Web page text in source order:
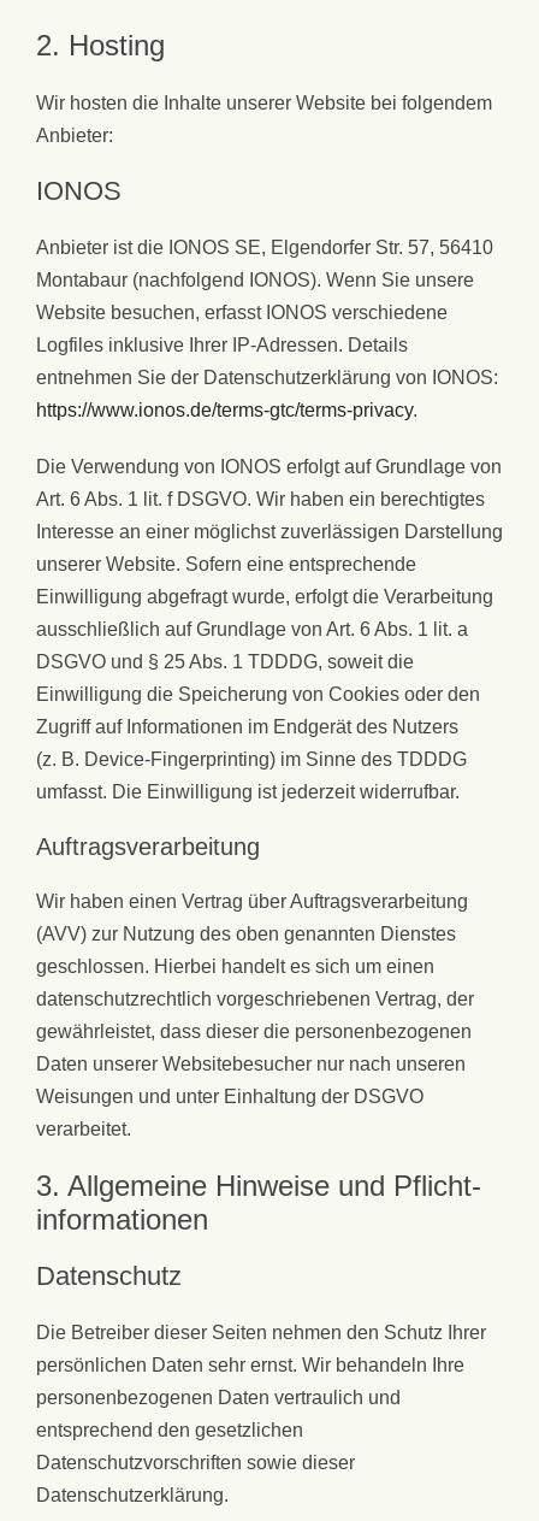
2. Hosting
Wir hosten die Inhalte unserer Website bei folgendem
Anbieter:
IONOS
Anbieter ist die IONOS SE, Elgendorfer Str. 57, 56410
Montabaur (nachfolgend IONOS). Wenn Sie unsere
Website besuchen, erfasst IONOS verschiedene
Logfiles inklusive Ihrer IP-Adressen. Details
entnehmen Sie der Datenschutzerklärung von IONOS:
https://www.ionos.de/terms-gtc/terms-privacy.
Die Verwendung von IONOS erfolgt auf Grundlage von
Art. 6 Abs. 1 lit. f DSGVO. Wir haben ein berechtigtes
Interesse an einer möglichst zuverlässigen Darstellung
unserer Website. Sofern eine entsprechende
Einwilligung abgefragt wurde, erfolgt die Verarbeitung
ausschließlich auf Grundlage von Art. 6 Abs. 1 lit. a
DSGVO und § 25 Abs. 1 TDDDG, soweit die
Einwilligung die Speicherung von Cookies oder den
Zugriff auf Informationen im Endgerät des Nutzers
(z. B. Device-Fingerprinting) im Sinne des TDDDG
umfasst. Die Einwilligung ist jederzeit widerrufbar.
Auftragsverarbeitung
Wir haben einen Vertrag über Auftragsverarbeitung
(AVV) zur Nutzung des oben genannten Dienstes
geschlossen. Hierbei handelt es sich um einen
datenschutzrechtlich vorgeschriebenen Vertrag, der
gewährleistet, dass dieser die personenbezogenen
Daten unserer Websitebesucher nur nach unseren
Weisungen und unter Einhaltung der DSGVO
verarbeitet.
3. Allgemeine Hinweise und Pflicht­
informationen
Datenschutz
Die Betreiber dieser Seiten nehmen den Schutz Ihrer
persönlichen Daten sehr ernst. Wir behandeln Ihre
personenbezogenen Daten vertraulich und
entsprechend den gesetzlichen
Datenschutzvorschriften sowie dieser
Datenschutzerklärung.